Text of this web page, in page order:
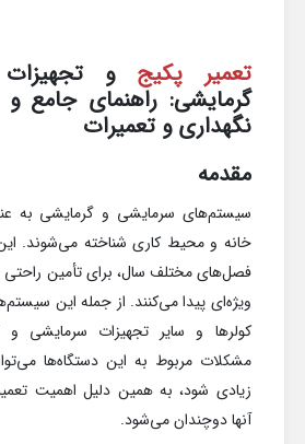
تعمیر پکیج و
گرمایشی: راهنمای جامع
نگهداری و تعمیرات
مقدمه
سیستم‌های سرمایشی و گرمایشی به
خانه و محیط کاری شناخته می‌شوند.
فصل‌های مختلف سال، برای تأمین راحتی
ویژه‌ای پیدا می‌کنند. از جمله این
کولرها و سایر تجهیزات سرمایشی و
مشکلات مربوط به این دستگاه‌ها
زیادی شود، به همین دلیل اهمیت
آنها دوچندان می‌شود.